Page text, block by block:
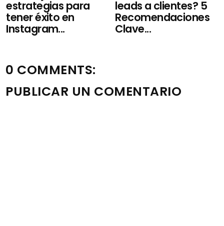
estrategias para
tener éxito en
Instagram...
leads a clientes? 5
Recomendaciones
Clave...
0 COMMENTS:
PUBLICAR UN COMENTARIO